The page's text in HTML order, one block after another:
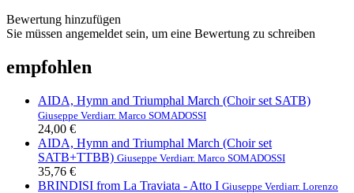
Bewertung hinzufügen
Sie müssen angemeldet sein, um eine Bewertung zu schreiben
empfohlen
AIDA, Hymn and Triumphal March (Choir set SATB)
Giuseppe Verdiarr. Marco SOMADOSSI
24,00 €
AIDA, Hymn and Triumphal March (Choir set
SATB+TTBB) Giuseppe Verdiarr. Marco SOMADOSSI
35,76 €
BRINDISI from La Traviata - Atto I Giuseppe Verdiarr. Lorenzo